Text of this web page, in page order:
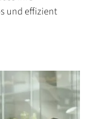
und effizient